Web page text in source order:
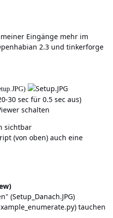
Eingänge mehr im
2.3 und tinkerforge
30 sec für 0.5 sec aus)
schalten
sichtbar
(von oben) auch eine
(Setup_Danach.JPG)
tauchen